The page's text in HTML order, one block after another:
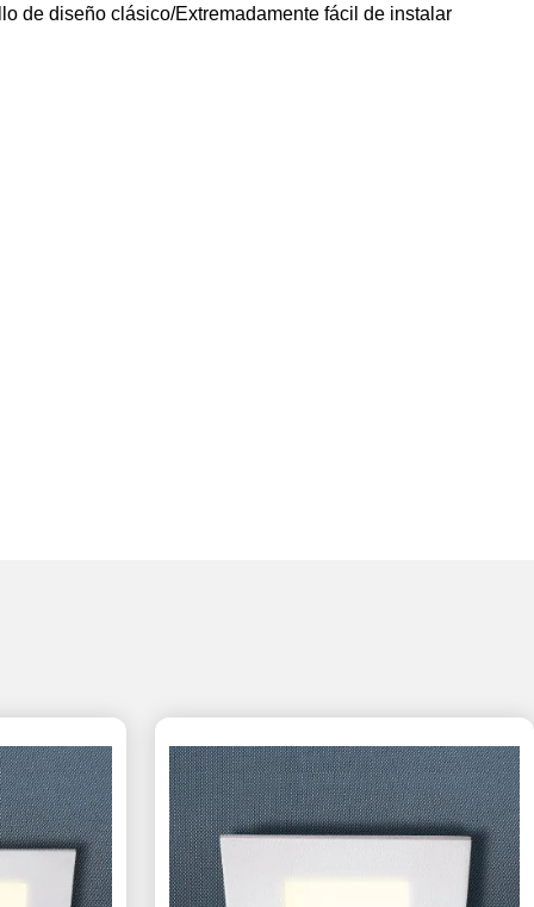
de diseño clásico/Extremadamente fácil de instalar